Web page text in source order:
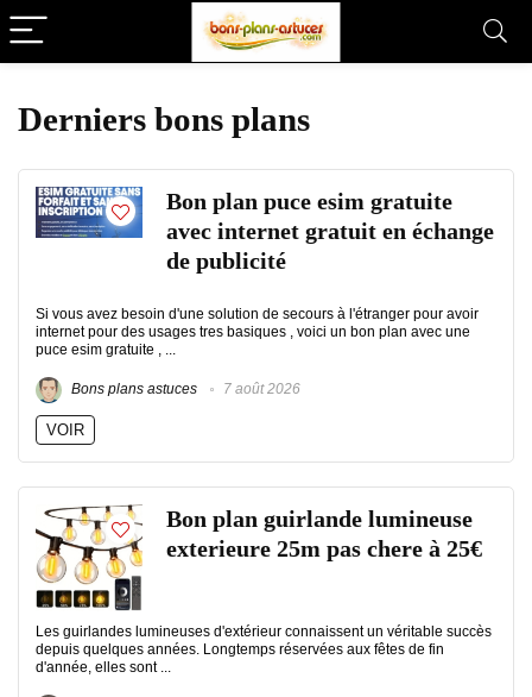
Derniers bons plans
Bon plan puce esim gratuite
avec internet gratuit en échange
de publicité
Si vous avez besoin d'une solution de secours à l'étranger pour avoir
internet pour des usages tres basiques , voici un bon plan avec une
puce esim gratuite , ...
Bons plans astuces 7 août 2026
VOIR
Bon plan guirlande lumineuse
exterieure 25m pas chere à 25€
Les guirlandes lumineuses d'extérieur connaissent un véritable succès
depuis quelques années. Longtemps réservées aux fêtes de fin
d'année, elles sont ...